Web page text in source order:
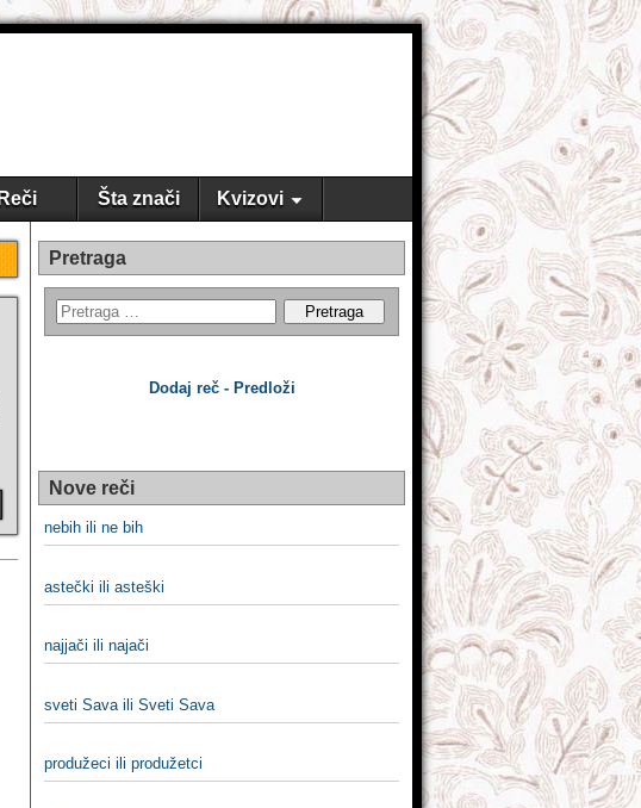
Reči Šta znači Kvizovi
Pretraga
Dodaj reč - Predloži
Nove reči
nebih ili ne bih
astečki ili asteški
najjači ili najači
sveti Sava ili Sveti Sava
produžeci ili produžetci